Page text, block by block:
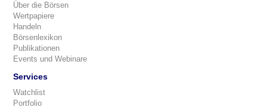
Über die Börsen
Wertpapiere
Handeln
Börsenlexikon
Publikationen
Events und Webinare
Services
Watchlist
Portfolio